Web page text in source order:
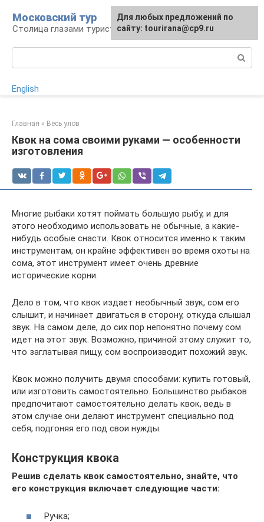
контенту
Московский тур
Столица глазами туриста
English
Главная » Весь улов
Квок на сома своими руками — особенности
изготовления
Многие рыбаки хотят поймать большую рыбу, и для
этого необходимо использовать не обычные, а какие-
нибудь особые снасти. Квок относится именно к таким
инструментам, он крайне эффективен во время охоты на
сома, этот инструмент имеет очень древние
исторические корни.
Дело в том, что квок издает необычный звук, сом его
слышит, и начинает двигаться в сторону, откуда слышал
звук. На самом деле, до сих пор непонятно почему сом
идет на этот звук. Возможно, причиной этому служит то,
что заглатывая пищу, сом воспроизводит похожий звук.
Квок можно получить двумя способами: купить готовый,
или изготовить самостоятельно. Большинство рыбаков
предпочитают самостоятельно делать квок, ведь в
этом случае они делают инструмент специально под
себя, подгоняя его под свои нужды.
Конструкция квока
Решив сделать квок самостоятельно, знайте, что
его конструкция включает следующие части:
Ручка;
Для любых предложений по
сайту: tourirana@cp9.ru